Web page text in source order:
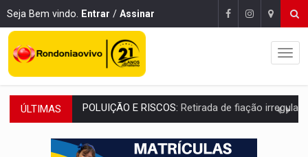
Seja Bem vindo. Entrar / Assinar
ÚLTIMAS VÍDEO:Armado com machado, homem ameaça matar sobrinha grávida e
TRIBUNAL DO CRIME:Homem é espancado por facção criminosa